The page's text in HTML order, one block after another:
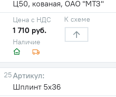
Ц50, кованая, ОАО "МТЗ"
Наличие
Цена с НДС
1 710 руб.
К схеме
25
Шплинт 5х36